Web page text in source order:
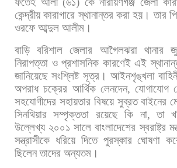
কেন্দ্রীয় কারাগারে স্থানান্তর করা হয়। তার
ওরফে আব্দুল আলীম।
বাড়ি বরিশাল জেলার আগৈলঝরা থানার
নিরাপত্তা ও প্রশাসনিক কারণেই এই
জানিয়েছে সংশ্লিষ্ট সূত্র। আইনশৃঙ্খলা
অপরাধ চক্রের আর্থিক লেনদেন,যোগাযোগ
সহযোগীদের সহায়তার বিষয়ে সুব্রত বাইনের
সিনথিয়ার সম্পৃক্ততা রয়েছে কি না,তা
উল্লেখ্য ২০০১ সালে বাংলাদেশের স্বরাষ্ট্র
সন্ত্রাসীকে ধরিয়ে দিতে পুরস্কার ঘোষণা
ছিলেন তাদের অন্যতম।